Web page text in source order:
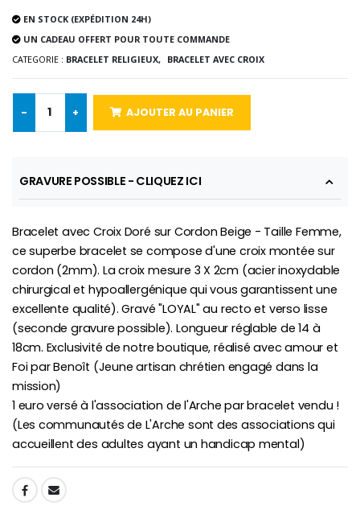
Bougie Neuvaine pour une Guérison - 17.5cm
€4.90
EN STOCK (EXPÉDITION 24H)
UN CADEAU OFFERT POUR TOUTE COMMANDE
CATEGORIE : BRACELET RELIGIEUX, BRACELET AVEC CROIX
- + AJOUTER AU PANIER
GRAVURE POSSIBLE - CLIQUEZ ICI
Bracelet avec Croix Doré sur Cordon Beige - Taille Femme,
ce superbe bracelet se compose d'une croix montée sur
cordon (2mm). La croix mesure 3 X 2cm (acier inoxydable
chirurgical et hypoallergénique qui vous garantissent une
excellente qualité). Gravé "LOYAL" au recto et verso lisse
(seconde gravure possible). Longueur réglable de 14 à
18cm. Exclusivité de notre boutique, réalisé avec amour et
Foi par Benoît (Jeune artisan chrétien engagé dans la
mission)
1 euro versé à l'association de l'Arche par bracelet vendu !
(Les communautés de L'Arche sont des associations qui
accueillent des adultes ayant un handicap mental)
SHARE: